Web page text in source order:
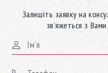
Морський клімат
Система парогенерації
установка морського
Залишіть заявку на
зв’яжеться з